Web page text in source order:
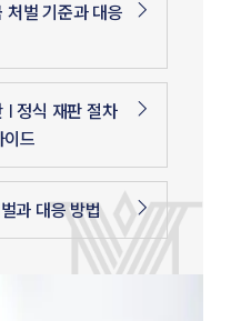
처벌 기준과 대응
| 정식 재판 절차
이드
과 대응 방법